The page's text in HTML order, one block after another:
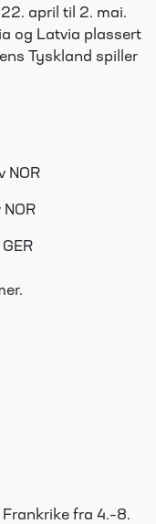
april til 2. mai.
og Latvia plassert
Tyskland spiller
NOR
fra 4.–8.